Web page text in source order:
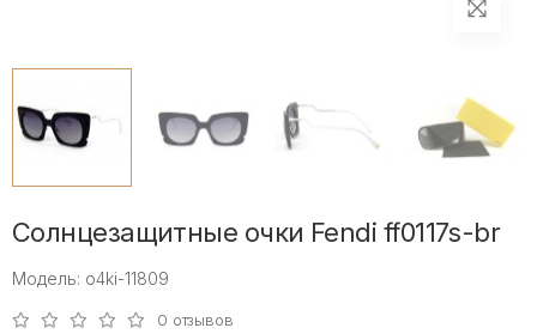
Солнцезащитные очки Fendi ff0117s-br
Модель: o4ki-11809
0 отзывов